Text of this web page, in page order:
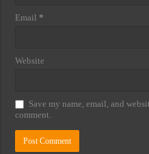
Email *
Website
Save my name, email, and
comment.